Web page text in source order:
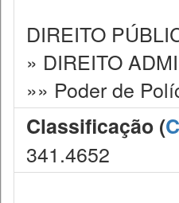
DIREITO
» DIREITO
»» Poder de
Classificação (
341.4652